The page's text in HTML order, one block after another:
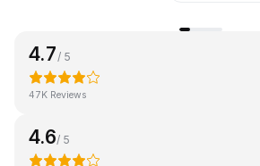
4.7/ 5
47K Reviews
4.6/ 5